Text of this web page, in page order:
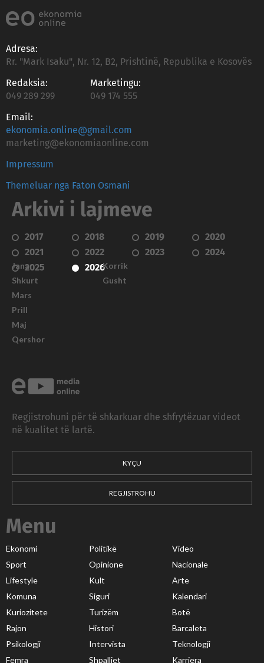
Adresa:
Rr. "Mark Isaku", Nr. 12, B2, Prishtinë, Republika e Kosovës
Redaksia:
049 289 299
Marketingu:
049 174 555
Email:
ekonomia.online@gmail.com
marketing@ekonomiaonline.com
Impressum
Themeluar nga Faton Osmani
Arkivi i lajmeve
2017 2018 2019
2020
2021
2022 2023
2024
2025
2026
Janar
Shkurt
Mars
Prill
Maj
Qershor
Korrik
Gusht
Regjistrohuni për të shkarkuar dhe shfrytëzuar videot
në kualitet të lartë.
KYÇU
REGJISTROHU
Menu
Ekonomi Politikë
Video
Sport
Opinione
Nacionale
Lifestyle
Kult
Arte
Komuna
Siguri
Kalendari
Kuriozitete
Turizëm
Botë
Rajon
Histori
Barcaleta
Psikologji
Intervista
Teknologji
Femra
Shpalljet Karriera